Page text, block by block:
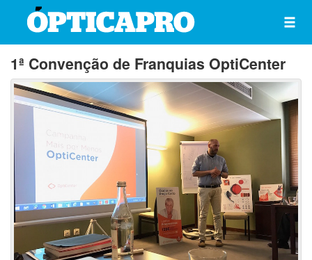
1ª Convenção de Franquias OptiCenter